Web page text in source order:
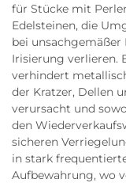
für Stücke mit
Edelsteinen, die
bei
Irisierung verlieren.
verhindert
der Kratzer, Dellen
verursacht und
den
sicheren
in stark
Aufbewahrung, wo